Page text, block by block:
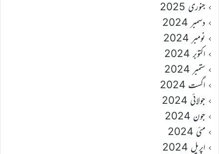
جنوری 2025
دسمبر 2024
نومبر 2024
اکتوبر 2024
ستمبر 2024
اگست 2024
جولائی 2024
جون 2024
مئی 2024
اپریل 2024